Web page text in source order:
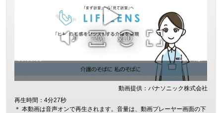
動画提供：パナソニック株式会社
再生時間：4分27秒
＊ 本動画は音声オンで再生されます。音量は、動画プレーヤー画面の下